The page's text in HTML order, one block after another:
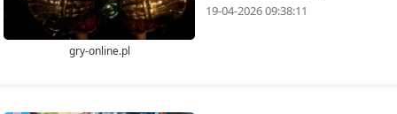
gry-online.pl
19-04-2026 09:38:11